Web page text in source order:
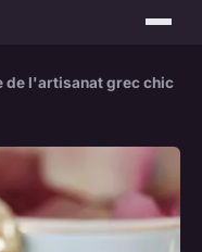
de l'artisanat grec chic